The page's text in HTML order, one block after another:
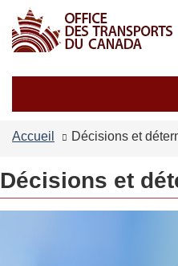
et
les
Accueil Décisions et
Décisions et